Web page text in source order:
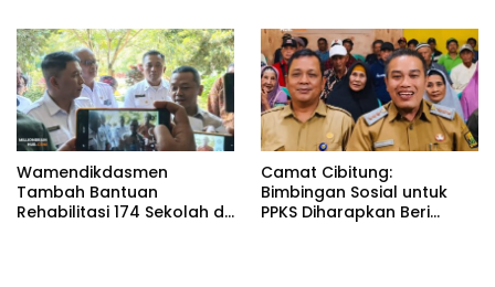
Wamendikdasmen
Tambah Bantuan
Rehabilitasi 174 Sekolah di
Camat Cibitung:
Bimbingan Sosial untuk
PPKS Diharapkan Beri